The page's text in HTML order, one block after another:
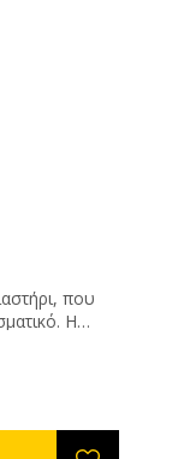
που
Η
με
θα σας
κελί που